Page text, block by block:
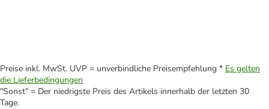
Preise inkl. MwSt. UVP = unverbindliche Preisempfehlung * Es gelten
die Lieferbedingungen
"Sonst" = Der niedrigste Preis des Artikels innerhalb der letzten 30
Tage.